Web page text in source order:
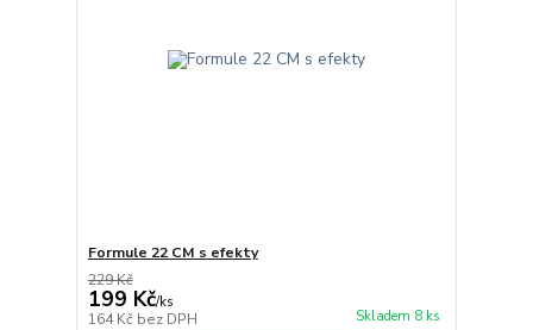
Formule 22 CM s efekty
229 Kč
199 Kč/ks
164 Kč bez DPH Skladem 8 ks